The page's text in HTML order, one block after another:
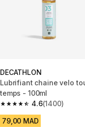
DECATHLON
Lubrifiant chaine velo
temps - 100ml
4.6
4.6 out of 5 stars from
(1400)
79,00 MAD